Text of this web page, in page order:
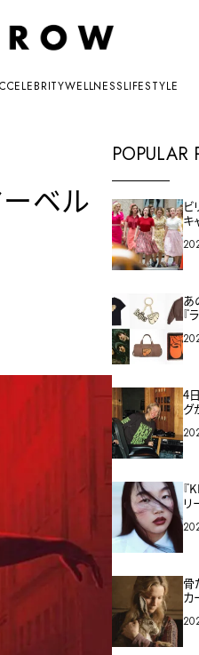
CELEBRITYWELLNESSLIFESTYLE
ーベル
POPULAR
ビ
キ
あ
『
4
グ
『
リ
骨
カ